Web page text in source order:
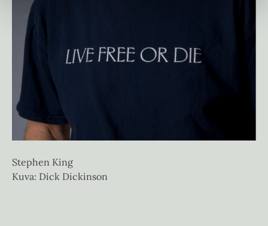
Stephen King
Kuva: Dick Dickinson